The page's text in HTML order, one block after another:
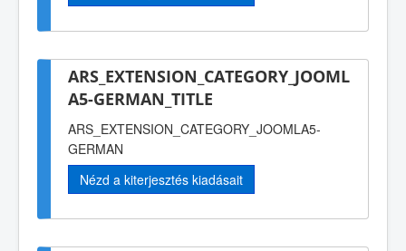
ARS_EXTENSION_CATEGORY_JOOML
A5-GERMAN_TITLE
ARS_EXTENSION_CATEGORY_JOOMLA5-
GERMAN
Nézd a kiterjesztés kiadásait